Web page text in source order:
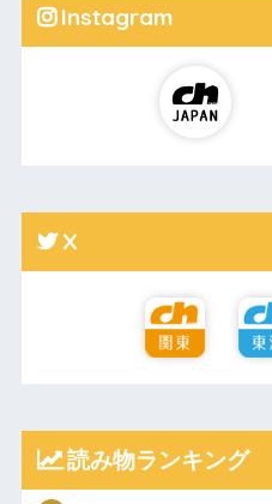
Instagram
X
読み物ランキング